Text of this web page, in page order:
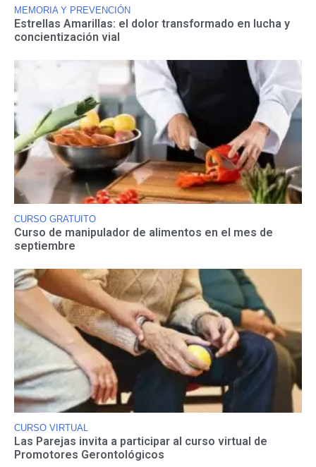
MEMORIA Y PREVENCIÓN
Estrellas Amarillas: el dolor transformado en lucha y
concientización vial
CURSO GRATUITO
Curso de manipulador de alimentos en el mes de
septiembre
CURSO VIRTUAL
Las Parejas invita a participar al curso virtual de
Promotores Gerontológicos